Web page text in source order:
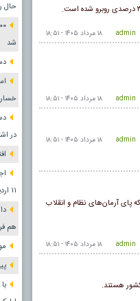
۱۸ مرداد ۱۴۰۵ - ۱۸:۵۱ admin
۱۸ مرداد ۱۴۰۵ - ۱۸:۵۱ admin
۱۸ مرداد ۱۴۰۵ - ۱۸:۵۱ admin
پای آرمان‌های نظام و انقلاب
۱۸ مرداد ۱۴۰۵ - ۱۸:۵۱ admin
هستند.
حال
شد
در
١١ اردیبهشت
هم